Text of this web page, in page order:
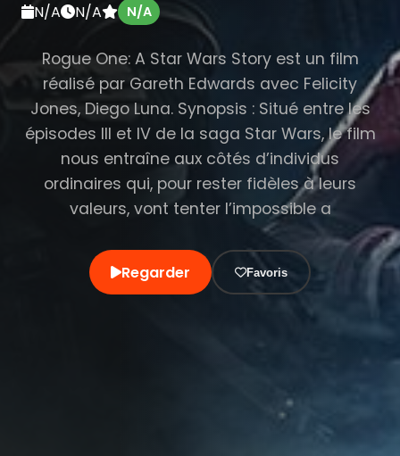
N/A N/A N/A
Rogue One: A Star Wars Story est un film
réalisé par Gareth Edwards avec Felicity
Jones, Diego Luna. Synopsis : Situé entre les
épisodes III et IV de la saga Star Wars, le film
nous entraîne aux côtés d’individus
ordinaires qui, pour rester fidèles à leurs
valeurs, vont tenter l’impossible a
Regarder Favoris